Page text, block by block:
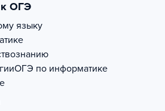
к ОГЭ
языку
ОГЭ по информатике